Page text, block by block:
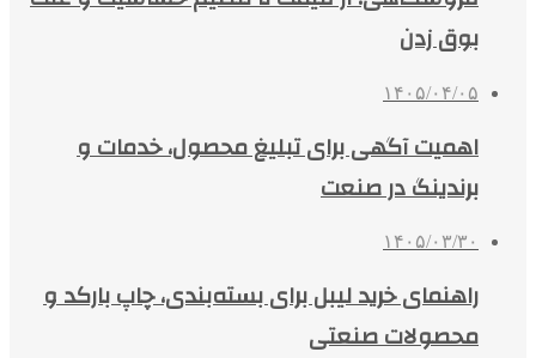
بوق زدن
۱۴۰۵/۰۴/۰۵
اهمیت آگهی برای تبلیغ محصول، خدمات و
برندینگ در صنعت
۱۴۰۵/۰۳/۳۰
راهنمای خرید لیبل برای بسته‌بندی، چاپ بارکد و
محصولات صنعتی